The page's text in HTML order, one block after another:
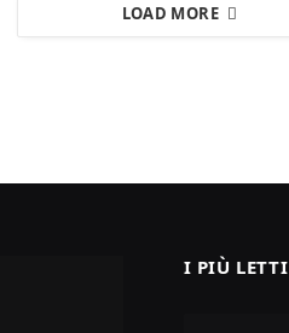
LOAD MORE
I PIÙ LETTI